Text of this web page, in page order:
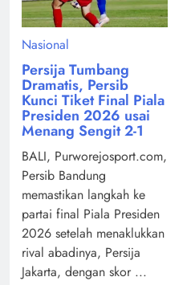
Nasional
Persija Tumbang
Dramatis, Persib
Kunci Tiket Final Piala
Presiden 2026 usai
Menang Sengit 2-1
BALI, Purworejosport.com,
Persib Bandung
memastikan langkah ke
partai final Piala Presiden
2026 setelah menaklukkan
rival abadinya, Persija
Jakarta, dengan skor ...